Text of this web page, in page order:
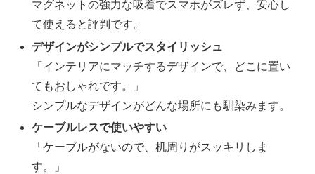
マグネットの強力な吸着でスマホがズレず、安心し
て使えると評判です。
デザインがシンプルでスタイリッシュ
「インテリアにマッチするデザインで、どこに置い
てもおしゃれです。」
シンプルなデザインがどんな場所にも馴染みます。
ケーブルレスで使いやすい
「ケーブルがないので、机周りがスッキリしま
す。」